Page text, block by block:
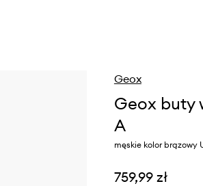
Geox
Geox buty
A
męskie kolor brązowy
759,99 zł